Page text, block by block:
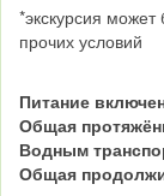
*экскурсия
прочих условий
Питание
Общая
Водным
Общая